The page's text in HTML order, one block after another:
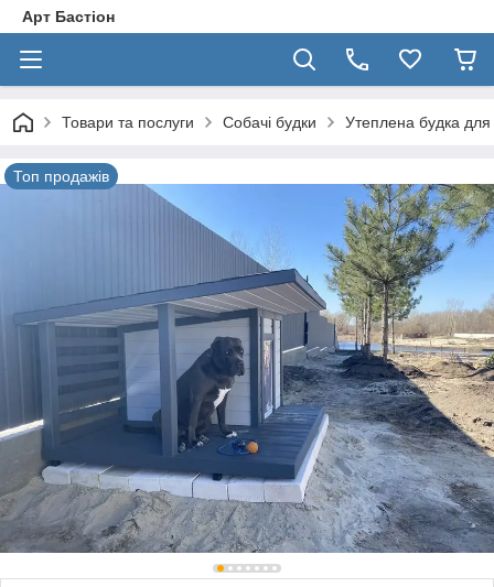
Арт Бастіон
Товари та послуги Собачі будки Утеплена будка для
Топ продажів